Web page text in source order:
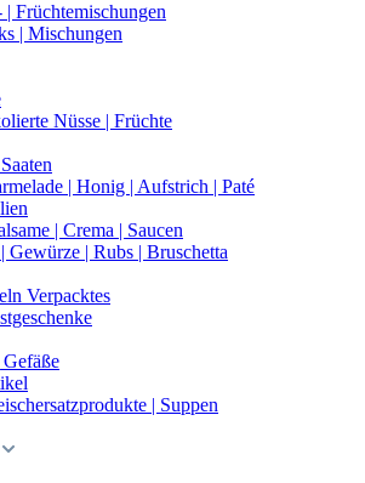
| Früchtemischungen
| Mischungen
Nüsse | Früchte
| Honig | Aufstrich | Paté
| Crema | Saucen
Gewürze | Rubs | Bruschetta
Verpacktes
| Suppen